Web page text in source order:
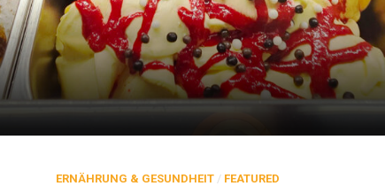
ERNÄHRUNG & GESUNDHEIT/ FEATURED